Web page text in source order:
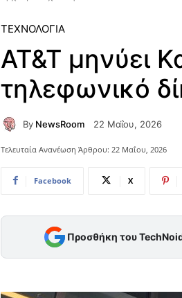
ΤΕΧΝΟΛΟΓΊΑ
AT&T μηνύει
τηλεφωνικό
By NewsRoom 22 Μαΐου, 2026
Τελευταία Ανανέωση Άρθρου: 22 Μαΐου, 2026
Facebook X
Προσθήκη του